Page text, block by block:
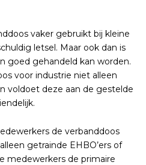
vaker gebruikt bij kleine
letsel. Maar ook dan is
goed gehandeld kan worden.
voor industrie niet alleen
voldoet deze aan de gestelde
de verbanddoos
getrainde EHBO’ers of
medewerkers de primaire